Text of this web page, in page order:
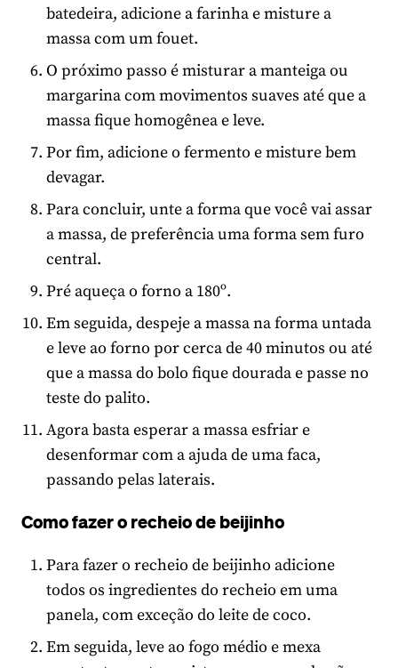
batedeira, adicione a farinha e misture a
massa com um fouet.
O próximo passo é misturar a manteiga ou
margarina com movimentos suaves até que a
massa fique homogênea e leve.
Por fim, adicione o fermento e misture bem
devagar.
Para concluir, unte a forma que você vai assar
a massa, de preferência uma forma sem furo
central.
Pré aqueça o forno a 180º.
Em seguida, despeje a massa na forma untada
e leve ao forno por cerca de 40 minutos ou até
que a massa do bolo fique dourada e passe no
teste do palito.
Agora basta esperar a massa esfriar e
desenformar com a ajuda de uma faca,
passando pelas laterais.
Como fazer o recheio de beijinho
Para fazer o recheio de beijinho adicione
todos os ingredientes do recheio em uma
panela, com exceção do leite de coco.
Em seguida, leve ao fogo médio e mexa